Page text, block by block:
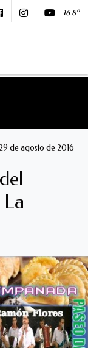
16.8º
29 de agosto de 2016